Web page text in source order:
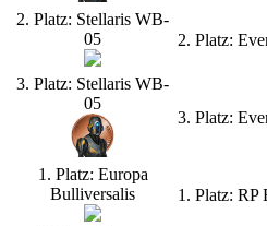
2. Platz: Stellaris WB-
05
2. Platz:
3. Platz: Stellaris WB-
05
3. Platz:
1. Platz: Europa
Bulliversalis
1. Platz: RP